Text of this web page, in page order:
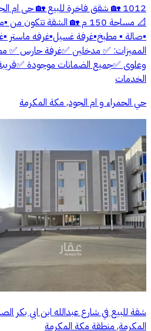
📐 مساحة 150 م 🏡 الشقة
▪️صالة ▪️ مطبخ▪️غرفة غسيل▪️غرفه ماستر
المميزات: ✅ مدخلين ✅غرفة حارس ✅
وعلوى ✅جميع الضمانات موجودة
الخدمات
حي الحمراء و ام الجود, مكة المكرمة
شقة للبيع في شارع عبدالله ابن ابي بكر
المكرمة, منطقة مكة المكرمة